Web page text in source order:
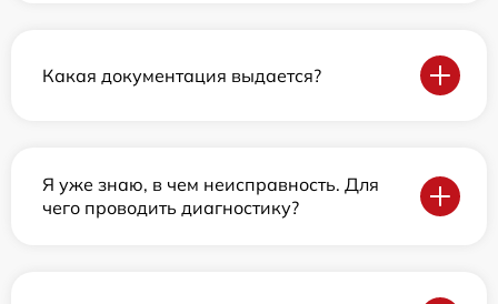
Какая документация выдается?
Я уже знаю, в чем неисправность. Для
чего проводить диагностику?